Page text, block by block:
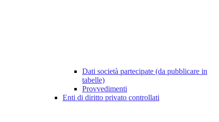
Dati società partecipate (da pubblicare in
tabelle)
Provvedimenti
Enti di diritto privato controllati